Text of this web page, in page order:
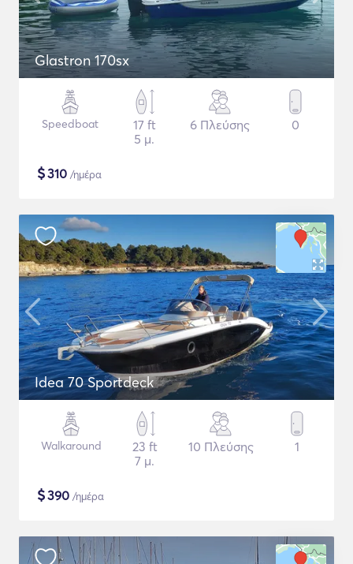
Glastron 170sx
Speedboat
17 ft
5 μ.
6 Πλεύσης 0
$310 /ημέρα
Idea 70 Sportdeck
Walkaround
23 ft
7 μ.
10 Πλεύσης 1
$390 /ημέρα